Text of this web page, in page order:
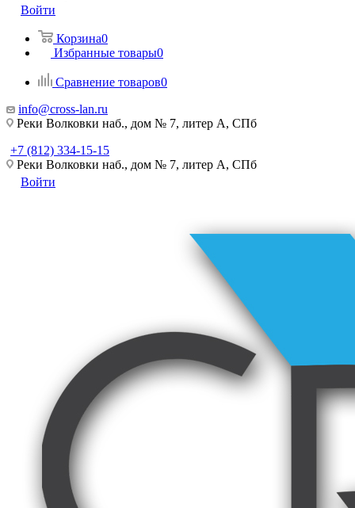
Войти
Корзина0
Избранные товары0
Сравнение товаров0
info@cross-lan.ru
Реки Волковки наб., дом № 7, литер А, СПб
+7 (812) 334-15-15
Реки Волковки наб., дом № 7, литер А, СПб
Войти